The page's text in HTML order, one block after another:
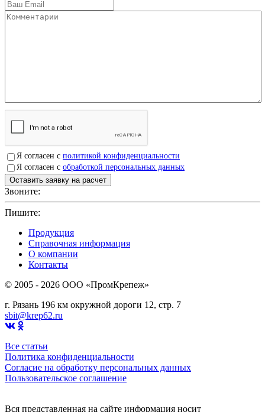
Я согласен с политикой конфиденциальности
Я согласен с обработкой персональных данных
Звоните:
Пишите:
Продукция
Справочная информация
О компании
Контакты
© 2005 - 2026 OOO «ПромКрепеж»
г. Рязань 196 км окружной дороги 12, стр. 7
sbit@krep62.ru
Все статьи
Политика конфиденциальности
Согласие на обработку персональных данных
Пользовательское соглашение
Вся представленная на сайте информация носит